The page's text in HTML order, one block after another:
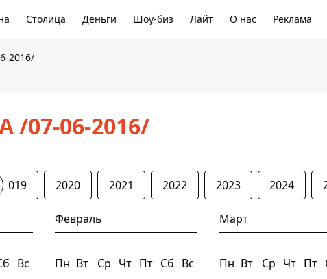
Столица Деньги Шоу-биз Лайт О нас Реклама
2016/
07-06-2016/
2019 2020 2021 2022 2023 2024
Вс
Февраль
Пн Вт Ср Чт Пт Сб Вс
Март
Пн Вт Ср Чт Пт